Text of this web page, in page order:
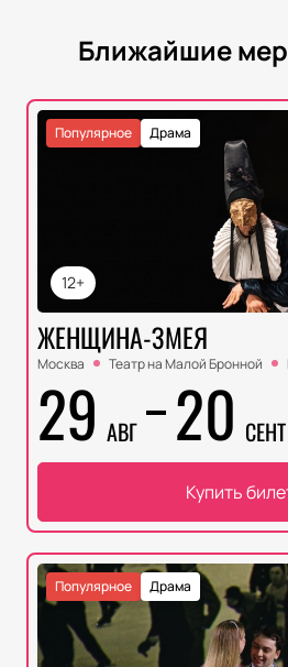
Ближайшие
12+
Драма
Популярное
ЖЕНЩИНА-ЗМЕЯ
Москва Театр на Малой Бронной
29 АВГ 20 СЕНТ
Купить
Драма
Популярное